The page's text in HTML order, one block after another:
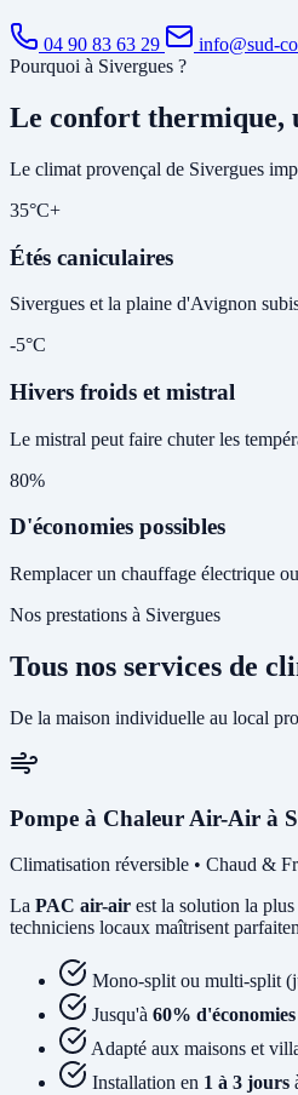
04 90 83 63 29
info@sud-
Pourquoi à Sivergues ?
Le confort thermique,
Le climat provençal de Sivergues
35°C+
Étés caniculaires
Sivergues et la plaine d'Avignon
-5°C
Hivers froids et mistral
Le mistral peut faire chuter les
80%
D'économies possibles
Remplacer un chauffage électrique
Nos prestations à Sivergues
Tous nos services de
De la maison individuelle au local
Pompe à Chaleur Air-Air à
Climatisation réversible • Chaud &
La PAC air-air est la solution la
techniciens locaux maîtrisent
Mono-split ou multi-split
Jusqu'à 60% d'économies
Adapté aux maisons et
Installation en 1 à 3 jours